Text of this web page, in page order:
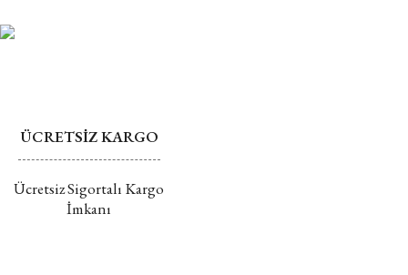
edilmemektedir.
ÜCRETSİZ KARGO
Ücretsiz Sigortalı Kargo
İmkanı